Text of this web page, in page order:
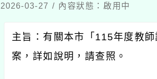
03-27 / 內容狀態：啟用中
主旨：有關本市「 115年度教
案，詳如說明，請查照。